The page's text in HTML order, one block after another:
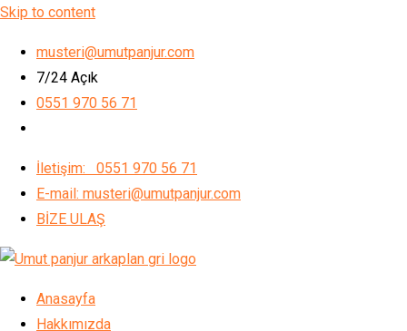
Skip to content
musteri@umutpanjur.com
7/24 Açık
0551 970 56 71
İletişim: 0551 970 56 71
E-mail: musteri@umutpanjur.com
BİZE ULAŞ
Anasayfa
Hakkımızda